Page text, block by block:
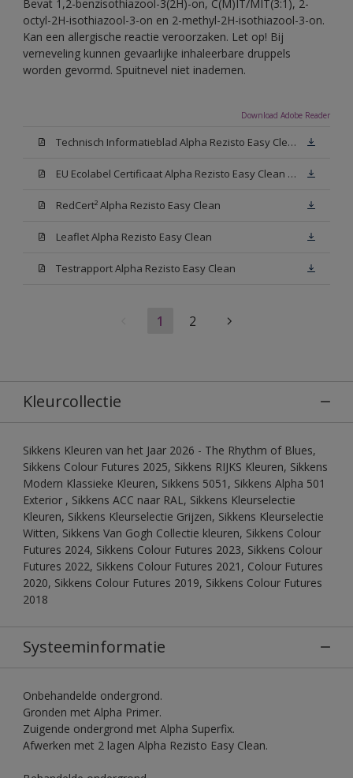
Bevat 1,2-benzisothiazool-3(2H)-on, C(M)IT/MIT(3:1), 2-
octyl-2H-isothiazool-3-on en 2-methyl-2H-isothiazool-3-on.
Kan een allergische reactie veroorzaken. Let op! Bij
verneveling kunnen gevaarlijke inhaleerbare druppels
worden gevormd. Spuitnevel niet inademen.
Download Adobe Reader
Technisch Informatieblad Alpha Rezisto Easy Clean (PDF)
EU Ecolabel Certificaat Alpha Rezisto Easy Clean Mat
RedCert² Alpha Rezisto Easy Clean
Leaflet Alpha Rezisto Easy Clean
Testrapport Alpha Rezisto Easy Clean
1 2
Kleurcollectie
Sikkens Kleuren van het Jaar 2026 - The Rhythm of Blues,
Sikkens Colour Futures 2025, Sikkens RIJKS Kleuren, Sikkens
Modern Klassieke Kleuren, Sikkens 5051, Sikkens Alpha 501
Exterior , Sikkens ACC naar RAL, Sikkens Kleurselectie
Kleuren, Sikkens Kleurselectie Grijzen, Sikkens Kleurselectie
Witten, Sikkens Van Gogh Collectie kleuren, Sikkens Colour
Futures 2024, Sikkens Colour Futures 2023, Sikkens Colour
Futures 2022, Sikkens Colour Futures 2021, Colour Futures
2020, Sikkens Colour Futures 2019, Sikkens Colour Futures
2018
Systeeminformatie
Onbehandelde ondergrond.
Gronden met Alpha Primer.
Zuigende ondergrond met Alpha Superfix.
Afwerken met 2 lagen Alpha Rezisto Easy Clean.